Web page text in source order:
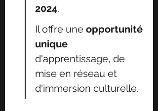
2024.
Il offre une opportunité
unique
d'apprentissage, de
mise en réseau et
d'immersion culturelle.